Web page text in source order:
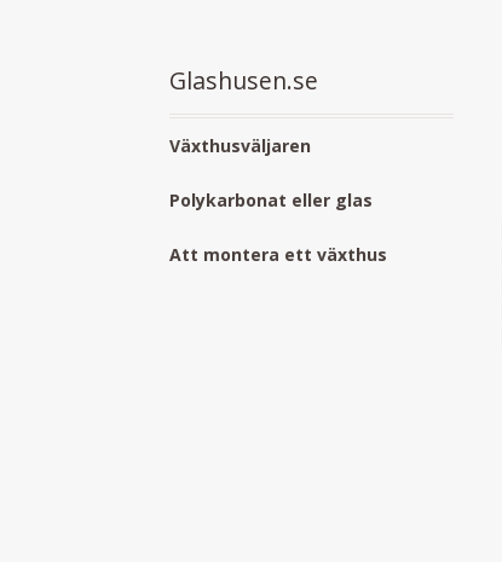
Glashusen.se
Växthusväljaren
Polykarbonat eller glas
Att montera ett växthus